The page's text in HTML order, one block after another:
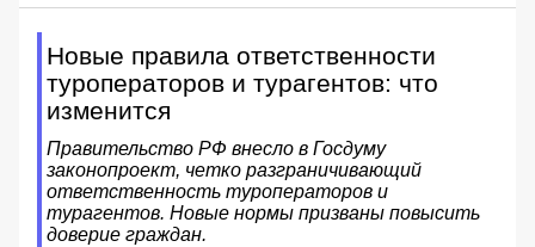
Новые правила ответственности
туроператоров и турагентов: что
изменится
Правительство РФ внесло в Госдуму
законопроект, четко разграничивающий
ответственность туроператоров и
турагентов. Новые нормы призваны повысить
доверие граждан.